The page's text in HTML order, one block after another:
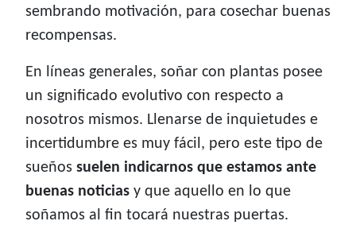
sembrando motivación, para cosechar buenas
recompensas.
En líneas generales, soñar con plantas posee
un significado evolutivo con respecto a
nosotros mismos. Llenarse de inquietudes e
incertidumbre es muy fácil, pero este tipo de
sueños suelen indicarnos que estamos ante
buenas noticias y que aquello en lo que
soñamos al fin tocará nuestras puertas.